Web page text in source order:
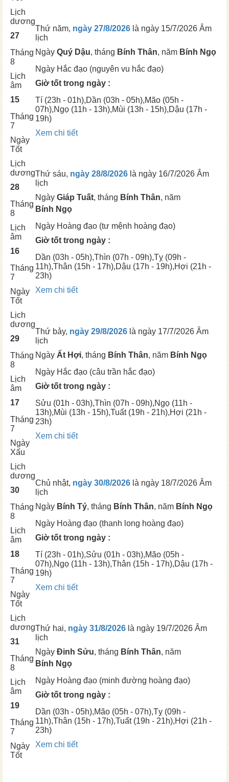
Lịch
dương
27
Tháng
8
Lịch
âm
15
Tháng
7
Ngày
Tốt
Thứ năm, ngày 27/8/2026 là ngày 15/7/2026 Âm
lịch
Ngày Quý Dậu, tháng Bính Thân, năm Bính Ngọ
Ngày Hắc đạo (nguyên vu hắc đạo)
Giờ tốt trong ngày :
Tí (23h - 01h),Dần (03h - 05h),Mão (05h -
07h),Ngọ (11h - 13h),Mùi (13h - 15h),Dậu (17h -
19h)
Xem chi tiết
Lịch
dương
28
Tháng
8
Lịch
âm
16
Tháng
7
Ngày
Tốt
Thứ sáu, ngày 28/8/2026 là ngày 16/7/2026 Âm
lịch
Ngày Giáp Tuất, tháng Bính Thân, năm
Bính Ngọ
Ngày Hoàng đạo (tư mệnh hoàng đạo)
Giờ tốt trong ngày :
Dần (03h - 05h),Thìn (07h - 09h),Tỵ (09h -
11h),Thân (15h - 17h),Dậu (17h - 19h),Hợi (21h -
23h)
Xem chi tiết
Lịch
dương
29
Tháng
8
Lịch
âm
17
Tháng
7
Ngày
Xấu
Thứ bảy, ngày 29/8/2026 là ngày 17/7/2026 Âm
lịch
Ngày Ất Hợi, tháng Bính Thân, năm Bính Ngọ
Ngày Hắc đạo (câu trần hắc đạo)
Giờ tốt trong ngày :
Sửu (01h - 03h),Thìn (07h - 09h),Ngọ (11h -
13h),Mùi (13h - 15h),Tuất(19h - 21h),Hợi (21h -
23h)
Xem chi tiết
Lịch
dương
30
Tháng
8
Lịch
âm
18
Tháng
7
Ngày
Tốt
Chủ nhật, ngày 30/8/2026 là ngày 18/7/2026 Âm
lịch
Ngày Bính Tý, tháng Bính Thân, năm Bính Ngọ
Ngày Hoàng đạo (thanh long hoàng đạo)
Giờ tốt trong ngày :
Tí (23h - 01h),Sửu (01h - 03h),Mão (05h -
07h),Ngọ (11h - 13h),Thân (15h - 17h),Dậu (17h -
19h)
Xem chi tiết
Lịch
dương
31
Tháng
8
Lịch
âm
19
Tháng
7
Ngày
Tốt
Thứ hai, ngày 31/8/2026 là ngày 19/7/2026 Âm
lịch
Ngày Đinh Sửu, tháng Bính Thân, năm
Bính Ngọ
Ngày Hoàng đạo (minh đường hoàng đạo)
Giờ tốt trong ngày :
Dần (03h - 05h),Mão (05h - 07h),Tỵ (09h -
11h),Thân (15h - 17h),Tuất(19h - 21h),Hợi (21h -
23h)
Xem chi tiết